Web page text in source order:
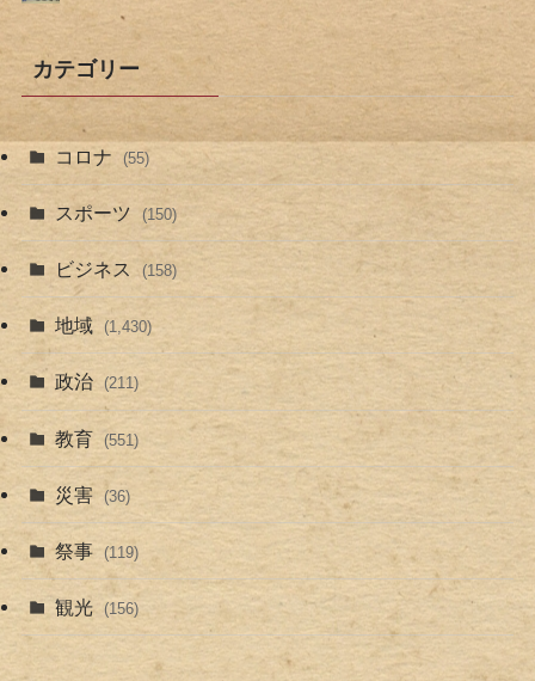
カテゴリー
コロナ (55)
スポーツ (150)
ビジネス (158)
地域 (1,430)
政治 (211)
教育 (551)
災害 (36)
祭事 (119)
観光 (156)